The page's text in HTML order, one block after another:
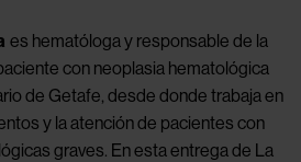
es hematóloga y responsable de la
con neoplasia hematológica
de Getafe, desde donde trabaja en
y la atención de pacientes con
graves. En esta entrega de La